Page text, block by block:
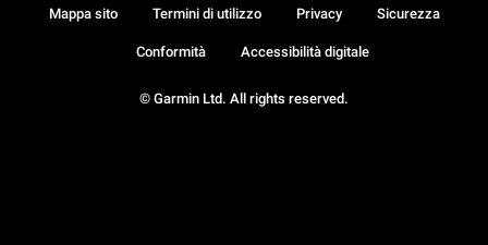
© Garmin Ltd. All rights reserved.
Mappa sito Termini di utilizzo Privacy Sicurezza
Conformità Accessibilità digitale